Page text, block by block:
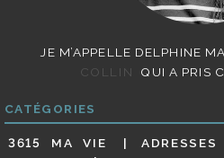
JE M’APPELLE DELPHINE
COLLIN
QUI A PRIS
CATÉGORIES
3615 MA VIE